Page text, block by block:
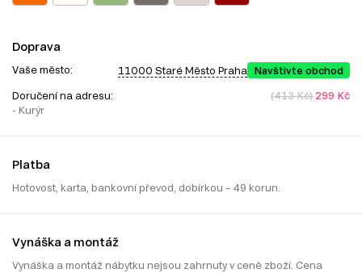
Doprava
Vaše město: 11000 Staré Město Praha Navštivte obchod
Doručení na adresu:
- Kurýr
(413 Kč) 299 Kč
Platba
Hotovost, karta, bankovní převod, dobírkou – 49 korun.
Vynáška a montáž
Vynáška a montáž nábytku nejsou zahrnuty v ceně zboží. Cena